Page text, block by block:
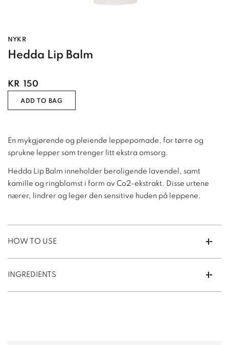
NYKR
Hedda Lip Balm
KR 150
ADD TO BAG
En mykgjørende og pleiende leppepomade, for tørre og
sprukne lepper som trenger litt ekstra omsorg.
Hedda Lip Balm inneholder beroligende lavendel, samt
kamille og ringblomst i form av Co2-ekstrakt. Disse urtene
nærer, lindrer og leger den sensitive huden på leppene.
HOW TO USE
INGREDIENTS